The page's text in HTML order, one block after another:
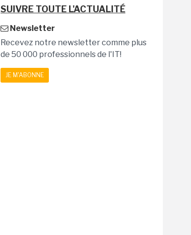
SUIVRE TOUTE L'ACTUALITÉ
Newsletter
Recevez notre newsletter comme plus
de 50 000 professionnels de l'IT!
JE M'ABONNE